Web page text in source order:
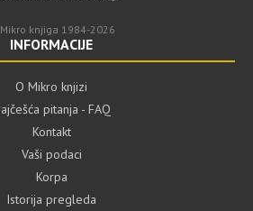
knjiga 1984-2026
INFORMACIJE
O Mikro knjizi
pitanja - FAQ
Kontakt
Vaši podaci
Korpa
Istorija pregleda